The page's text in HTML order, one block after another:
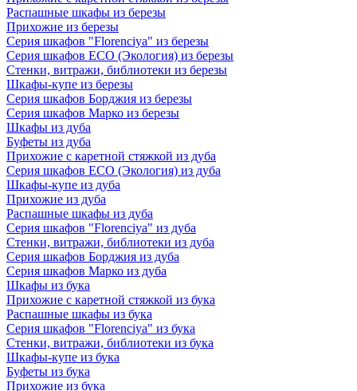
Распашные шкафы из березы
Прихожие из березы
Серия шкафов "Florenciya" из березы
Серия шкафов ECO (Экология) из березы
Стенки, витражи, библиотеки из березы
Шкафы-купе из березы
Серия шкафов Борджия из березы
Серия шкафов Марко из березы
Шкафы из дуба
Буфеты из дуба
Прихожие с каретной стяжкой из дуба
Серия шкафов ECO (Экология) из дуба
Шкафы-купе из дуба
Прихожие из дуба
Распашные шкафы из дуба
Серия шкафов "Florenciya" из дуба
Стенки, витражи, библиотеки из дуба
Серия шкафов Борджия из дуба
Серия шкафов Марко из дуба
Шкафы из бука
Прихожие с каретной стяжкой из бука
Распашные шкафы из бука
Серия шкафов "Florenciya" из бука
Стенки, витражи, библиотеки из бука
Шкафы-купе из бука
Буфеты из бука
Прихожие из бука